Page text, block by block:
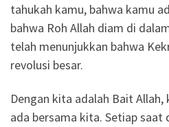
tahukah kamu, bahwa kamu
bahwa Roh Allah diam di
telah menunjukkan bahwa
revolusi besar.
Dengan kita adalah Bait Allah,
ada bersama kita. Setiap saat